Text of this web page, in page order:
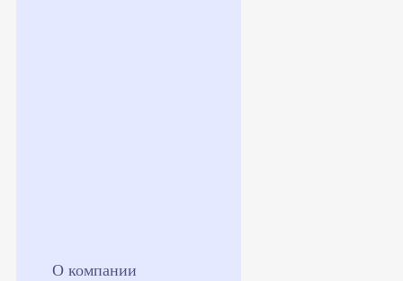
О компании